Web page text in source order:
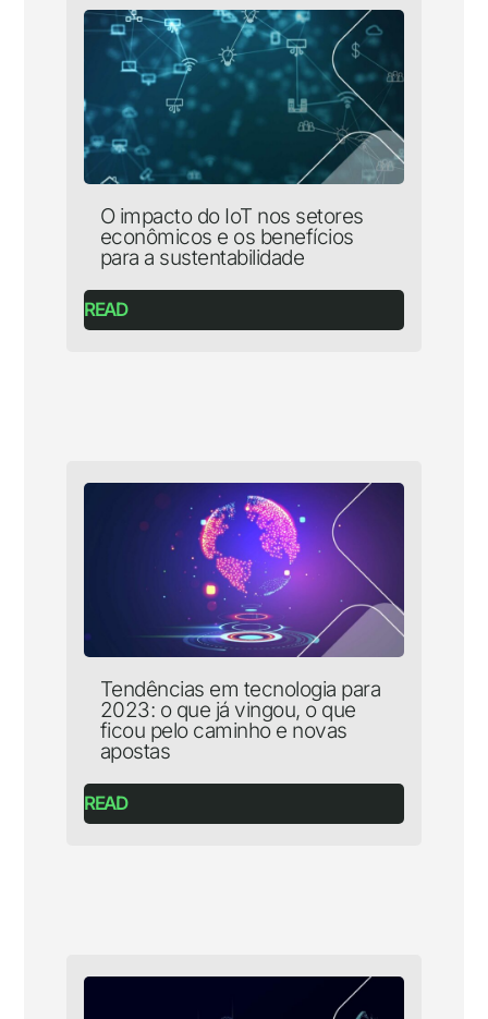
O impacto do IoT nos setores
econômicos e os benefícios
para a sustentabilidade
READ
Tendências em tecnologia para
2023: o que já vingou, o que
ficou pelo caminho e novas
apostas
READ